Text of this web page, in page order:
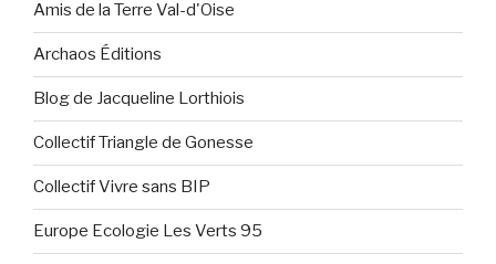
Amis de la Terre Val-d'Oise
Archaos Éditions
Blog de Jacqueline Lorthiois
Collectif Triangle de Gonesse
Collectif Vivre sans BIP
Europe Ecologie Les Verts 95